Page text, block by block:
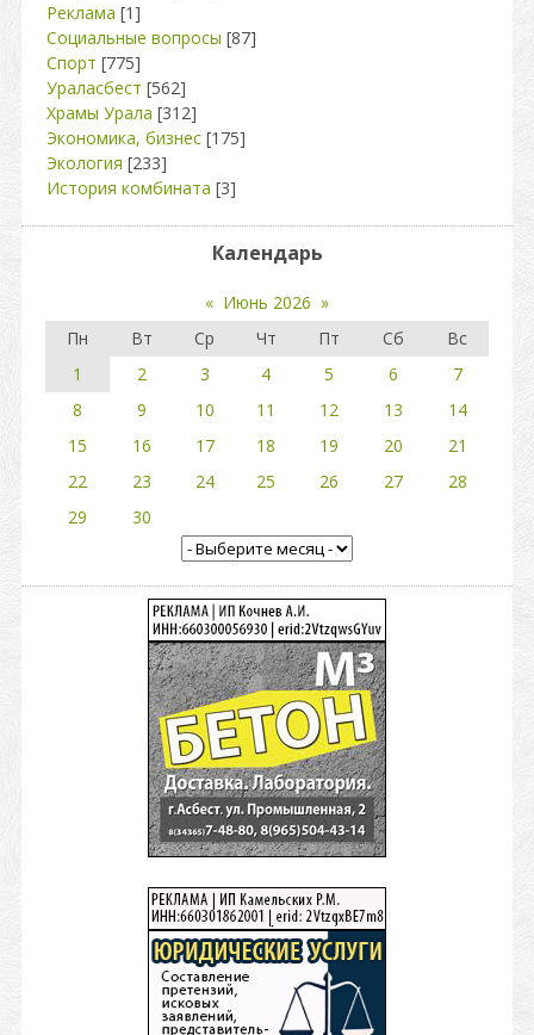
Реклама [1]
Социальные вопросы [87]
Спорт [775]
Ураласбест [562]
Храмы Урала [312]
Экономика, бизнес [175]
Экология [233]
История комбината [3]
Календарь
« Июнь 2026 »
Пн
Вт Ср Чт Пт Сб
Вс
1
2 3 4 5 6
7
8
9 10 11 12 13
14
15
16 17 18 19 20
21
22
23 24 25 26 27
28
29
30